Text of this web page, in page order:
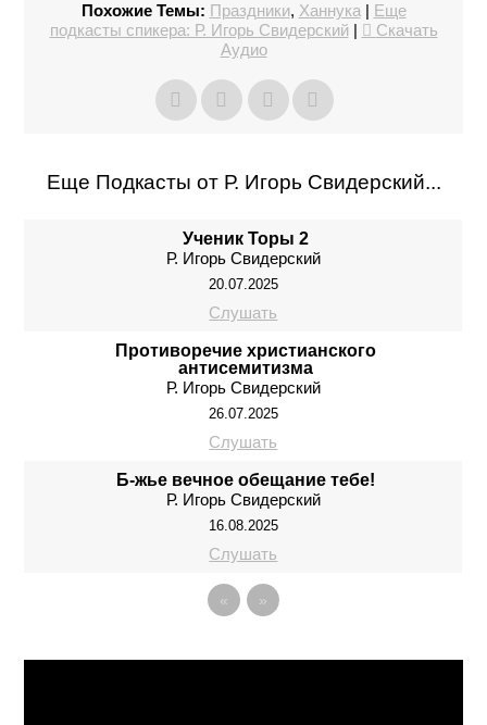
Похожие Темы: Праздники, Ханнука| Еще
подкасты спикера: Р. Игорь Свидерский |
Скачать
Аудио
Еще Подкасты от Р. Игорь Свидерский...
Ученик Торы 2
Р. Игорь Свидерский
20.07.2025
Слушать
Противоречие христианского
антисемитизма
Р. Игорь Свидерский
26.07.2025
Слушать
Б-жье вечное обещание тебe!
Р. Игорь Свидерский
16.08.2025
Слушать
« »